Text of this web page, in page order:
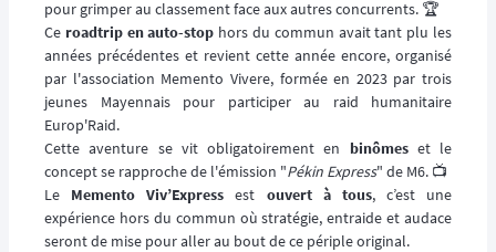
pour grimper au classement face aux autres concurrents. 🏆
Ce roadtrip en auto-stop hors du commun avait tant plu les
années précédentes et revient cette année encore, organisé
par l'association Memento Vivere, formée en 2023 par trois
jeunes Mayennais pour participer au raid humanitaire
Europ'Raid.
Cette aventure se vit obligatoirement en binômeset le
concept se rapproche de l'émission "Pékin Express" de M6. 📺
Le Memento Viv’Express est ouvert à tous, c’est une
expérience hors du commun où stratégie, entraide et audace
seront de mise pour aller au bout de ce périple original.